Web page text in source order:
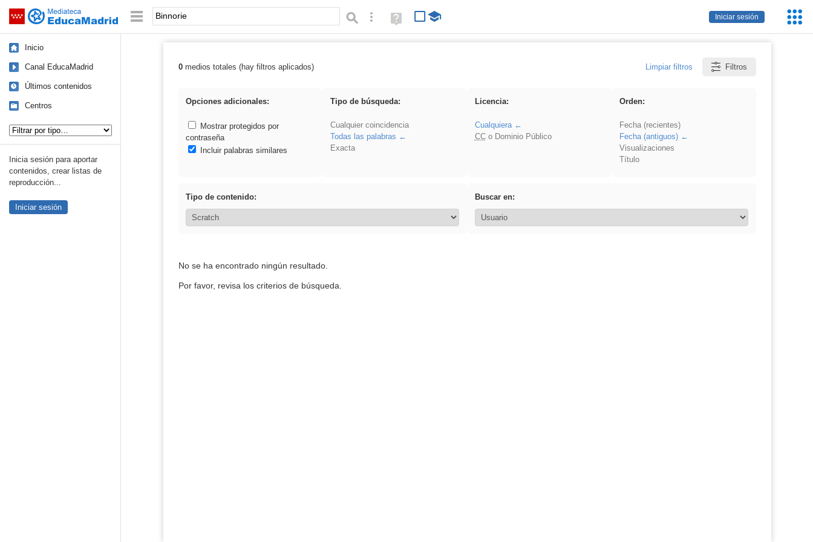
Saltar navegación
Iniciar sesión
Palabra o frase: Búsqueda avanzada
Ayuda
(en
Inicio
Canal EducaMadrid
Últimos contenidos
Centros
Inicia sesión para aportar
contenidos, crear listas de
reproducción...
Iniciar sesión
Resultados de: Binnorie
0medios totales (hay filtros aplicados) Limpiar filtros Filtros
Opciones adicionales:
Mostrar protegidos por
contraseña
Incluir palabras similares
Tipo de búsqueda:
Cualquier coincidencia
Todas las palabras
Exacta
Licencia:
Cualquiera
CCo Dominio Público
Orden:
Fecha (recientes)
Fecha (antiguos)
Visualizaciones
Título
Tipo de contenido: Buscar en:
No se ha encontrado ningún resultado.
Por favor, revisa los criterios de búsqueda.